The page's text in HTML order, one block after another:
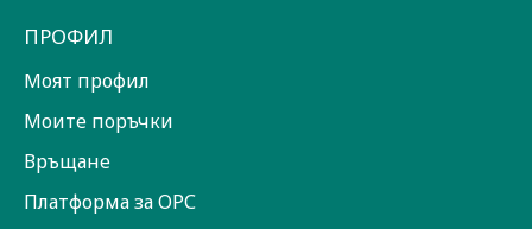
ПРОФИЛ
Моят профил
Моите поръчки
Връщане
Платформа за ОРС